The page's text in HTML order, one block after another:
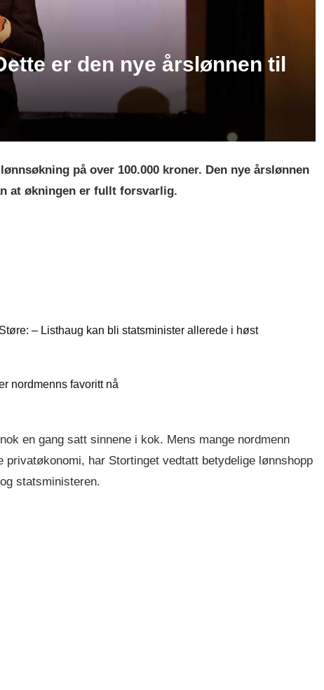
er den nye årslønnen til
på over 100.000 kroner. Den nye årslønnen
at økningen er fullt forsvarlig.
– Listhaug kan bli statsminister allerede i høst
nordmenns favoritt nå
en gang satt sinnene i kok. Mens mange nordmenn
har Stortinget vedtatt betydelige lønnshopp
statsministeren.